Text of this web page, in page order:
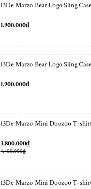
13De Marzo Bear Logo Sling
1.900.000₫
13De Marzo Bear Logo Sling
1.900.000₫
13De Marzo Mini Doozoo T-
3.800.000₫
4.400.000₫
13De Marzo Mini Doozoo T-